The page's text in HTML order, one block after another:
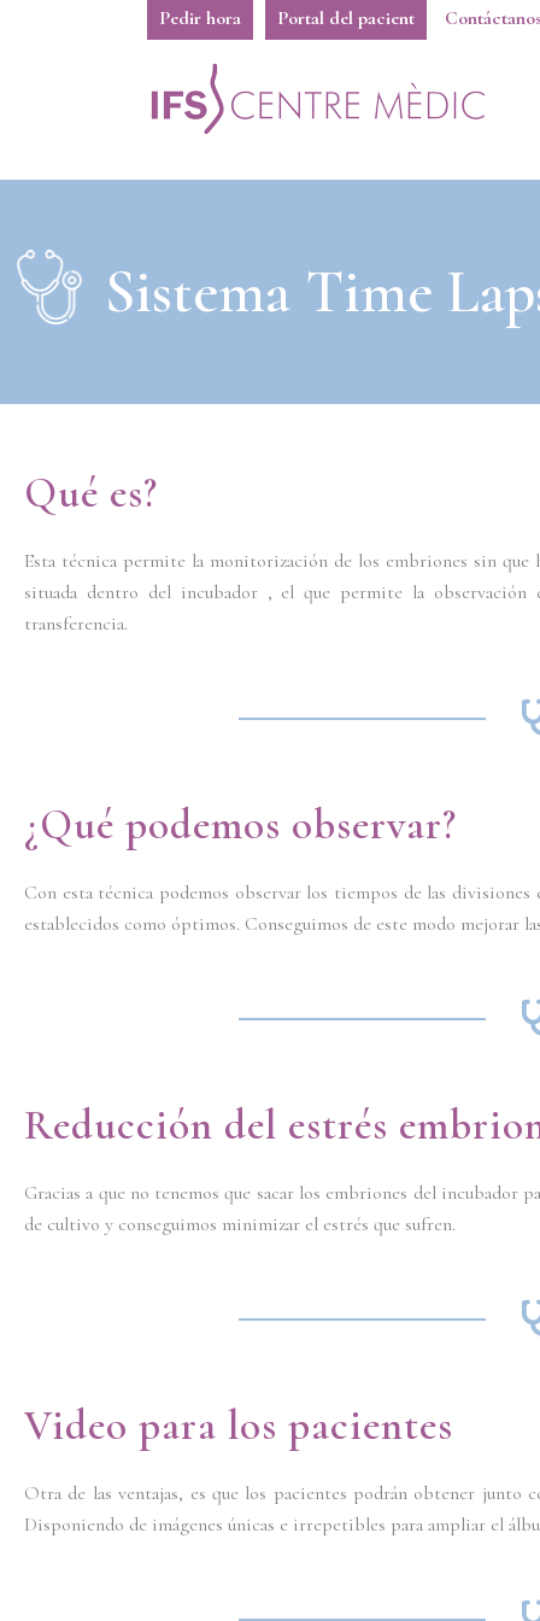
Pedir hora Portal del pacient
Sistema Time
Qué es?
Esta técnica permite la monitorización de los embriones sin que
situada dentro del incubador , el que permite la observación
transferencia.
¿Qué podemos observar?
Con esta técnica podemos observar los tiempos de las
establecidos como óptimos. Conseguimos de este modo mejorar
Reducción del estrés
Gracias a que no tenemos que sacar los embriones del
de cultivo y conseguimos minimizar el estrés que sufren.
Video para los pacientes
Otra de las ventajas, es que los pacientes podrán obtener
Disponiendo de imágenes únicas e irrepetibles para ampliar el